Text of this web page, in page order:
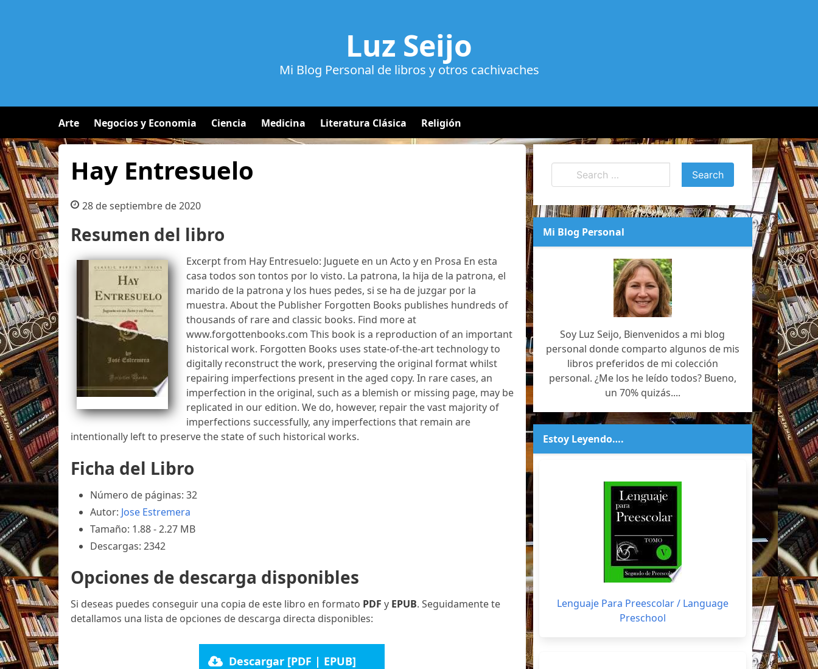
Luz Seijo
Mi Blog Personal de libros y otros cachivaches
Arte Negocios y Economia Ciencia Medicina Literatura Clásica Religión
Hay Entresuelo
28 de septiembre de 2020
Resumen del libro
Excerpt from Hay Entresuelo: Juguete en un Acto y en Prosa En esta
casa todos son tontos por lo visto. La patrona, la hija de la patrona, el
marido de la patrona y los hues pedes, si se ha de juzgar por la
muestra. About the Publisher Forgotten Books publishes hundreds of
thousands of rare and classic books. Find more at
www.forgottenbooks.com This book is a reproduction of an important
historical work. Forgotten Books uses state-of-the-art technology to
digitally reconstruct the work, preserving the original format whilst
repairing imperfections present in the aged copy. In rare cases, an
imperfection in the original, such as a blemish or missing page, may be
replicated in our edition. We do, however, repair the vast majority of
imperfections successfully, any imperfections that remain are
intentionally left to preserve the state of such historical works.
Ficha del Libro
Número de páginas: 32
Autor: Jose Estremera
Tamaño: 1.88 - 2.27 MB
Descargas: 2342
Opciones de descarga disponibles
Si deseas puedes conseguir una copia de este libro en formato PDF y EPUB. Seguidamente te
detallamos una lista de opciones de descarga directa disponibles:
Descargar [PDF | EPUB]
Mi Blog Personal
Soy Luz Seijo, Bienvenidos a mi blog
personal donde comparto algunos de mis
libros preferidos de mi colección
personal. ¿Me los he leído todos? Bueno,
un 70% quizás....
Estoy Leyendo….
Lenguaje Para Preescolar / Language
Preschool